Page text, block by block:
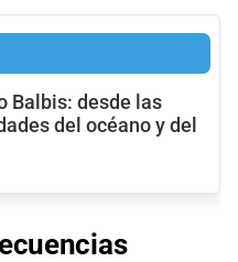
Balbis: desde las
del océano y del